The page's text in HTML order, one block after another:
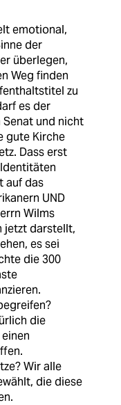
emotional,
der
überlegen,
Weg finden
zu
es der
und nicht
gute Kirche
Dass erst
auf das
UND
Wilms
jetzt darstellt,
es sei
die 300
die
Wir alle
die diese